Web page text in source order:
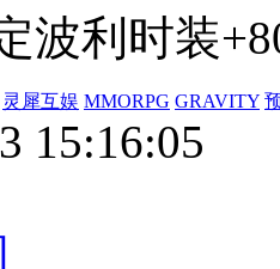
波利时装
灵犀互娱 MMORPG GRAVITY
15:16:05